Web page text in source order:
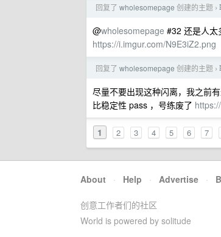
回复了 wholesomepage 创建的主题 ›
@wholesomepage #32 还是人太
https://i.imgur.com/N9E3iZ2.png
回复了 wholesomepage 创建的主题 ›
尽量不要出现这种闪离，我之前
比稳定性 pass ，号练废了
1 2 3 4 5 6 7
About · Help · Advertise ·
创意工作者们的社区
World is powered by solitude